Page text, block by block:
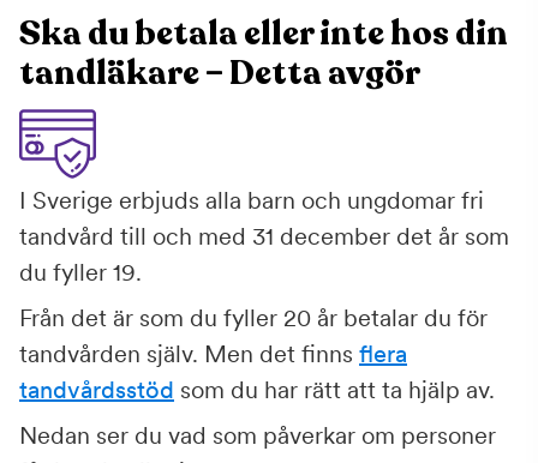
Ska du betala eller inte hos din
tandläkare – Detta avgör
I Sverige erbjuds alla barn och ungdomar fri
tandvård till och med 31 december det år som
du fyller 19.
Från det är som du fyller 20 år betalar du för
tandvården själv. Men det finns flera
tandvårdsstöd som du har rätt att ta hjälp av.
Nedan ser du vad som påverkar om personer